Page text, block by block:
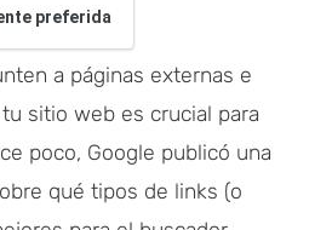
preferida
a páginas externas e
sitio web es crucial para
poco, Google publicó una
qué tipos de links (o